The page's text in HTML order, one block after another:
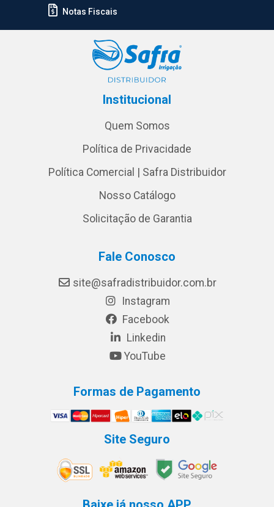
Notas Fiscais
Institucional
Quem Somos
Política de Privacidade
Política Comercial | Safra Distribuidor
Nosso Catálogo
Solicitação de Garantia
Fale Conosco
site@safradistribuidor.com.br
Instagram
Facebook
Linkedin
YouTube
Formas de Pagamento
Site Seguro